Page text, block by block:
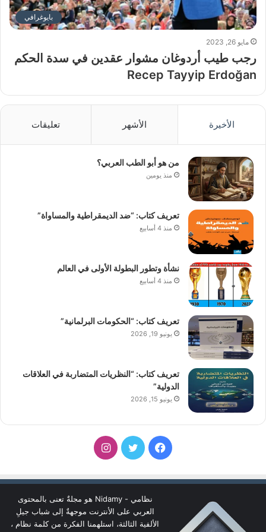
بايوغرافي
مايو 26, 2023
رجب طيب أردوغان مشوار عقدين في سدة الحكم
Recep Tayyip Erdoğan
الأخيرة الأشهر تعليقات
من هو أبو الطب العربي؟
منذ يومين
تعريف كتاب: “ضد الديمقراطية والمساواة”
منذ 4 أسابيع
نشأة وتطور البطولة الأولى في العالم
منذ 4 أسابيع
تعريف كتاب: “الحكومات البرلمانية”
يونيو 19, 2026
تعريف كتاب: “النظريات المتضاربة في العلاقات
الدولية”
يونيو 15, 2026
فيسبوكتويتر انستقرام
نظامي - Nidamy هو مجلةٌ تعنى بالمحتوى
العربي على الأنترنت موجهةٌ إلى شباب جيلِ
الألفية الثالثة، استلهمنا الفكرة من كلمة نظام ،